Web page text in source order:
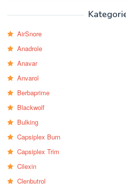
AirSnore
Anadrole
Anavar
Anvarol
Berbaprime
Blackwolf
Bulking
Capsiplex Burn
Capsiplex Trim
Cilexin
Clenbutrol